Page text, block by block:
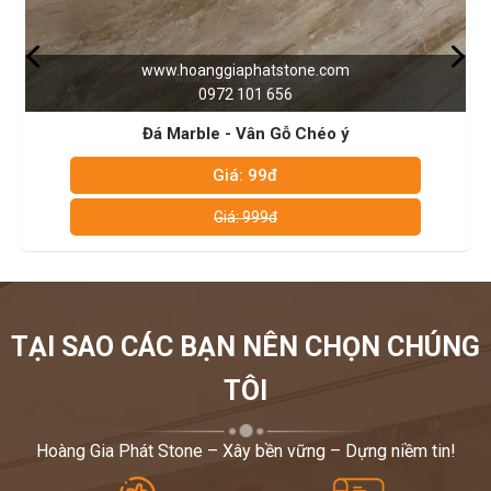
0972101656 – 0946916986. Hoàng gia phát luôn sẵn
sằng tư vấn và hỗ trợ khách hàng 24/7. Rất mong được
chung tay làm đẹp cho ngôi nhà của bạn!
Trân trọng!
www.hoanggiaphatstone.com
Đá Marble - Vân Gỗ Chéo ý
TẠI SAO CÁC BẠN NÊN CHỌN CHÚNG
TÔI
Hoàng Gia Phát Stone – Xây bền vững – Dựng niềm tin!